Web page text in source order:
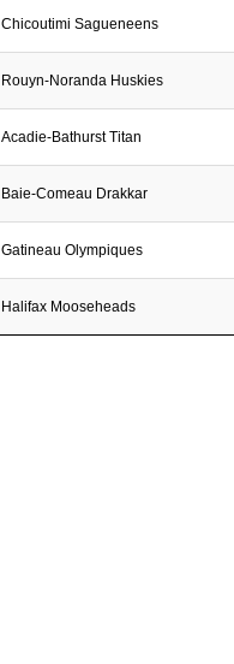
Chicoutimi Sagueneens
Rouyn-Noranda Huskies
Acadie-Bathurst Titan
Baie-Comeau Drakkar
Gatineau Olympiques
Halifax Mooseheads